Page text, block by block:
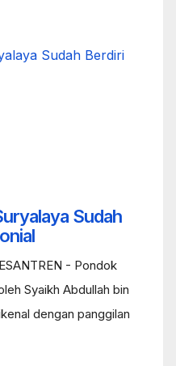
Sudah
- Pondok
Syaikh Abdullah bin
dengan panggilan